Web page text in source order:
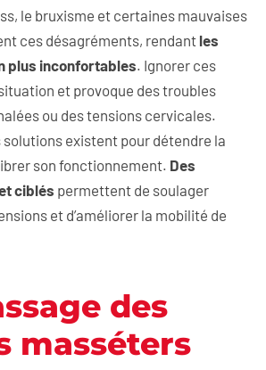
le bruxisme et certaines mauvaises
ces désagréments, rendant les
plus inconfortables. Ignorer ces
et provoque des troubles
ou des tensions cervicales.
existent pour détendre la
son fonctionnement. Des
ciblés permettent de soulager
et d’améliorer la mobilité de
des
masséters